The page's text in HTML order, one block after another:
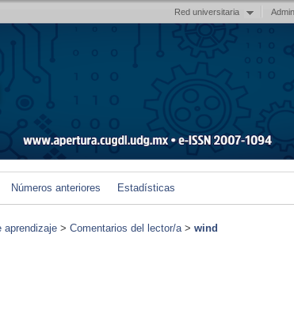
Red universitaria
Números anteriores Estadísticas
aprendizaje > Comentarios del lector/a> wind